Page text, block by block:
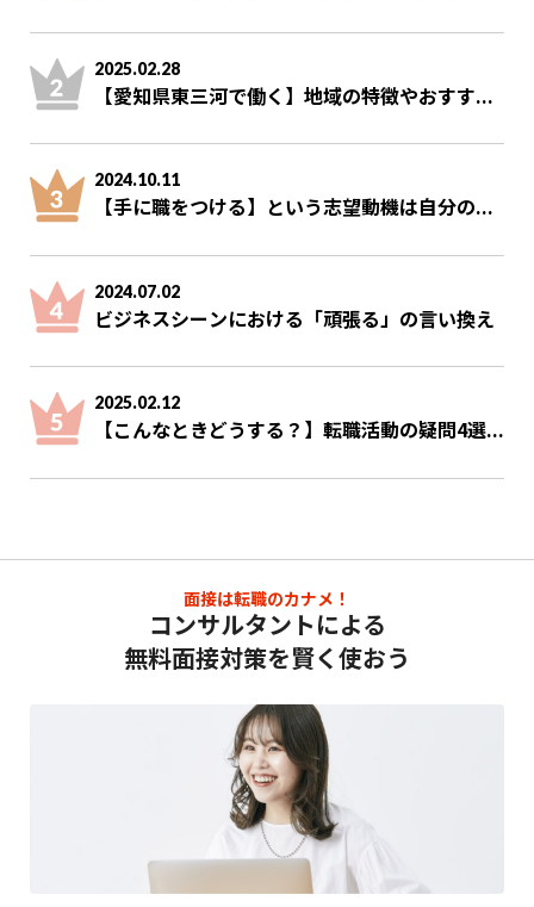
2025.02.28
【愛知県東三河で働く】地域の特徴やおすす...
2024.10.11
【手に職をつける】という志望動機は自分の...
2024.07.02
ビジネスシーンにおける「頑張る」の言い換え
2025.02.12
【こんなときどうする？】転職活動の疑問4選...
面接は転職のカナメ！
コンサルタントによる
無料面接対策を賢く使おう